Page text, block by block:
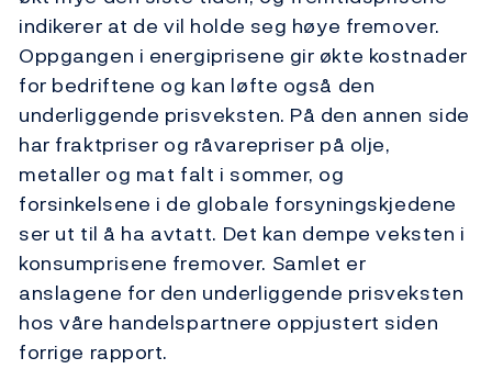
indikerer at de vil holde seg høye fremover.
Oppgangen i energiprisene gir økte kostnader
for bedriftene og kan løfte også den
underliggende prisveksten. På den annen side
har fraktpriser og råvarepriser på olje,
metaller og mat falt i sommer, og
forsinkelsene i de globale forsyningskjedene
ser ut til å ha avtatt. Det kan dempe veksten i
konsumprisene fremover. Samlet er
anslagene for den underliggende prisveksten
hos våre handelspartnere oppjustert siden
forrige rapport.